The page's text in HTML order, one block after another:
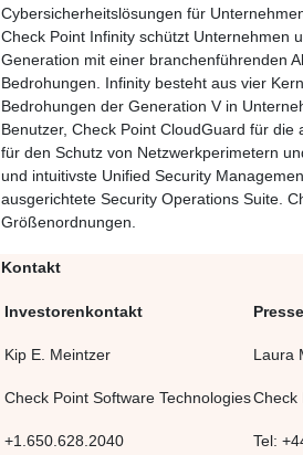
Cybersicherheitslösungen für
Check Point Infinity schützt Unternehmen
Generation mit einer branchenführenden
Bedrohungen. Infinity besteht aus vier
Bedrohungen der Generation V in
Benutzer, Check Point CloudGuard für
für den Schutz von Netzwerkperimetern
und intuitivste Unified Security
ausgerichtete Security Operations Suite.
Größenordnungen.
Kontakt
Investorenkontakt
Kip E. Meintzer Laura
Check Point Software TechnologiesCheck
+1.650.628.2040 Tel: